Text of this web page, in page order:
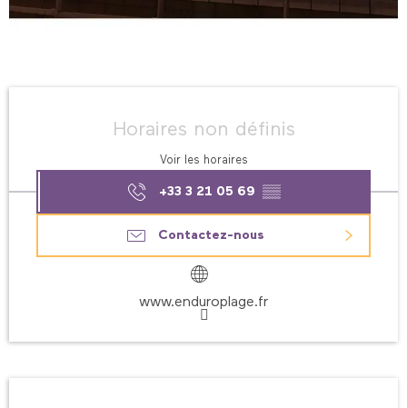
Horaires non définis
Voir les horaires
+33 3 21 05 69 ▒▒
Contactez-nous
www.enduroplage.fr